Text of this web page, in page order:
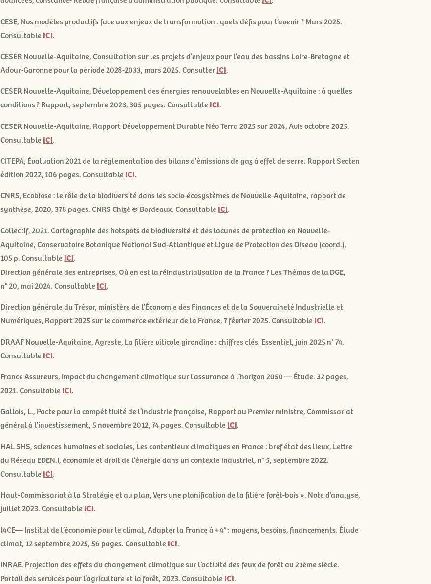
CESE, Nos modèles productifs face aux enjeux de transformation : quels défis pour l’avenir ? Mars 2025.
Consultable ICI.
CESER Nouvelle-Aquitaine,Consultation sur les projets d’enjeux pour l’eau des bassins Loire-Bretagne et
Adour-Garonne pour la période 2028-2033, mars 2025. ConsulterICI.
CESER Nouvelle-Aquitaine, Développement des énergies renouvelables en Nouvelle-Aquitaine : à quelles
conditions ?Rapport, septembre 2023, 305 pages. Consultable ICI.
CESER Nouvelle-Aquitaine, Rapport Développement Durable Néo Terra 2025 sur 2024, Avis octobre 2025.
Consultable ICI.
CITEPA, Évaluation 2021 de la réglementation des bilans d’émissions de gaz à effet de serre. Rapport Secten
édition 2022, 106 pages. Consultable ICI.
CNRS, Ecobiose : le rôle de la biodiversité dans les socio-écosystèmes de Nouvelle-Aquitaine, rapport de
synthèse, 2020, 378 pages. CNRS Chizé & Bordeaux. Consultable ICI.
Collectif, 2021.Cartographie des hotspots de biodiversité et des lacunes de protection en Nouvelle-
Aquitaine, Conservatoire Botanique National Sud-Atlantique et Ligue de Protection des Oiseau (coord.),
105 p. Consultable ICI.
Direction générale des entreprises,Où en est la réindustrialisation de la France ?Les Thémas de la DGE,
n° 20, mai 2024. Consultable ICI.
Direction générale du Trésor, ministère de l’Économie des Finances et de la Souveraineté Industrielle et
Numériques, Rapport 2025 sur le commerce extérieur de la France, 7 février 2025. Consultable ICI.
DRAAF Nouvelle-Aquitaine, Agreste, La filière viticole girondine : chiffres clés. Essentiel, juin 2025 n° 74.
Consultable ICI.
France Assureurs, Impact du changement climatique sur l’assurance à l’horizon 2050 — Étude. 32 pages,
2021. Consultable ICI.
Gallois, L., Pacte pour la compétitivité de l’industrie française, Rapport au Premier ministre, Commissariat
général à l’investissement, 5 novembre 2012, 74 pages. Consultable ICI.
HAL SHS, sciences humaines et sociales, Les contentieux climatiques en France : bref état des lieux, Lettre
du Réseau EDEN.I, économie et droit de l’énergie dans un contexte industriel, n° 5, septembre 2022.
Consultable ICI.
Haut-Commissariat à la Stratégie et au plan, Vers une planification de la filière forêt-bois ». Note d’analyse,
juillet 2023. Consultable ICI.
I4CE— Institut de l’économie pour le climat,Adapter la France à +4° : moyens, besoins, financements. Étude
climat, 12 septembre 2025, 56 pages. Consultable ICI.
INRAE, Projection des effets du changement climatique sur l’activité des feux de forêt au 21èmesiècle.
Portail des services pour l’agriculture et la forêt, 2023. Consultable ICI.